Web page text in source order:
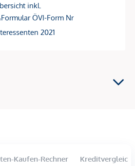
inkl.
ÖVI-Form Nr
2021
Kaufen-Rechner Kreditvergleich